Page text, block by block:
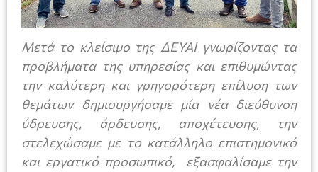
Μετά το κλείσιμο της ΔΕΥΑΙ γνωρίζοντας τα
προβλήματα της υπηρεσίας και επιθυμώντας
την καλύτερη και γρηγορότερη επίλυση των
θεμάτων δημιουργήσαμε μία νέα διεύθυνση
ύδρευσης, άρδευσης, αποχέτευσης, την
στελεχώσαμε με το κατάλληλο επιστημονικό
και εργατικό προσωπικό, εξασφαλίσαμε την